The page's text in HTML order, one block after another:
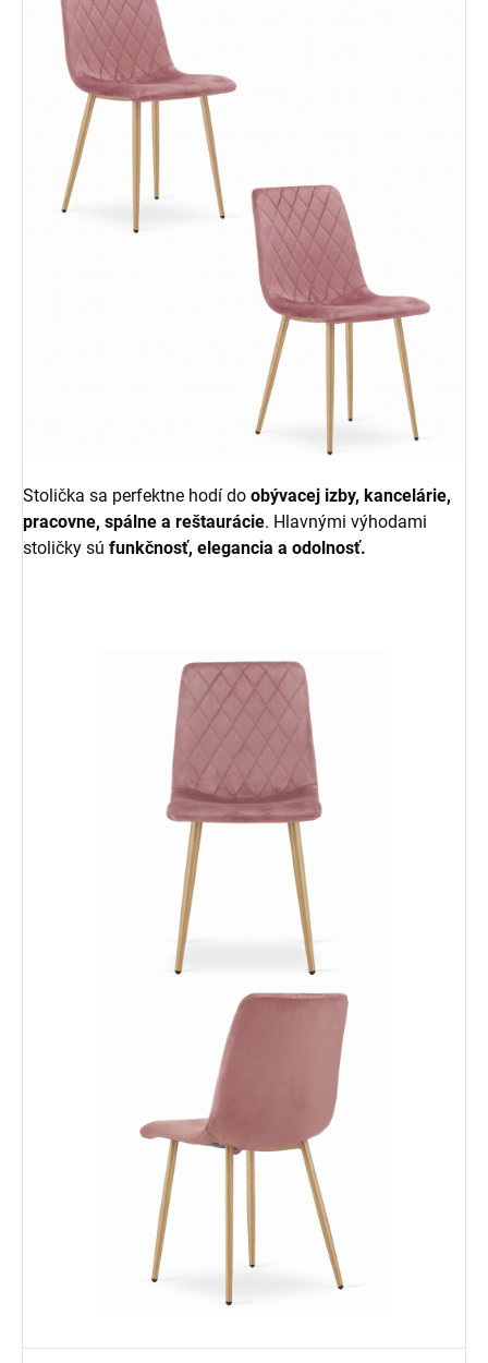
Stolička sa perfektne hodí do obývacej izby, kancelárie,
pracovne, spálne a reštaurácie. Hlavnými výhodami
stoličky sú funkčnosť, elegancia a odolnosť.